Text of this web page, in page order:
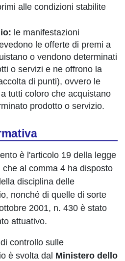
alle condizioni stabilite
le manifestazioni
le offerte di premi a
o vendono determinati
o servizi e ne offrono la
di punti), ovvero le
tutti coloro che acquistano
prodotto o servizio.
è l'articolo 19 della legge
al comma 4 ha disposto
disciplina delle
nonché di quelle di sorte
2001, n. 430 è stato
attuativo.
controllo sulle
è svolta dal Ministero dello